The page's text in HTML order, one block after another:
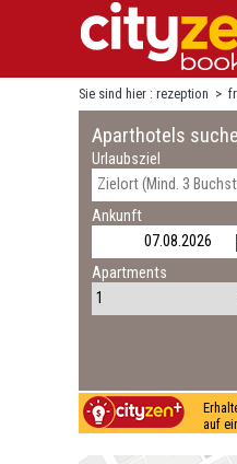
Sie sind hier : rezeption >
Aparthotels
Urlaubsziel
Ankunft
Apartments
auf